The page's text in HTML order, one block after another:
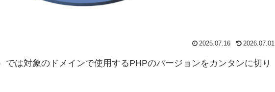
2025.07.16 2026.07.01
では対象のドメインで使用するPHPのバージョンをカンタンに切り